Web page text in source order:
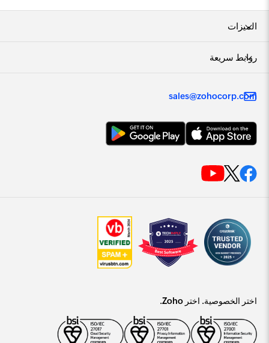
الميزات
روابط سريعة
sales@zohocorp.com
اختر الخصوصية. اختر Zoho.